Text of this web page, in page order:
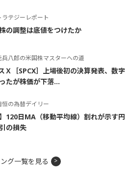
ラテジーレポート
の調整は底値をつけたか
兵八郎の米国株マスターへの道
Ｘ［SPCX］上場後初の決算発表、数字
たが株価が下落...
恒の為替デイリー
】120日MA（移動平均線）割れが示す円
の損失
グ一覧を見る